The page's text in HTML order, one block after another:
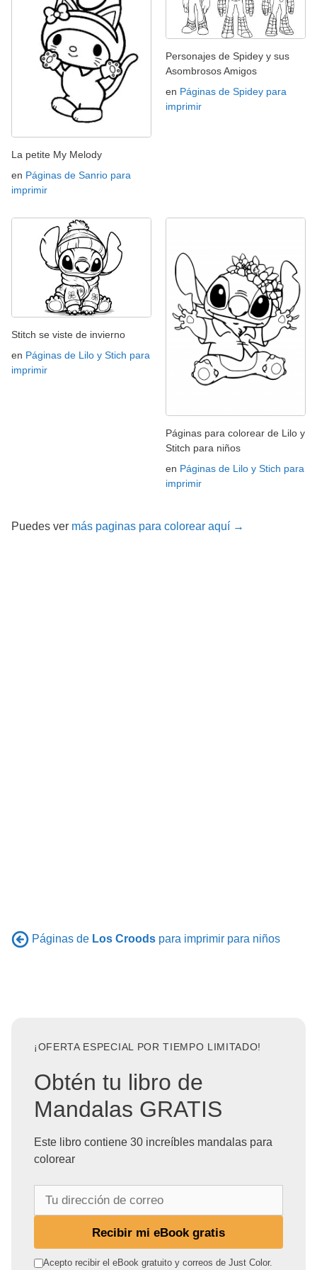
La petite My Melody
en Páginas de Sanrio para
imprimir
Personajes de Spidey y sus
Asombrosos Amigos
en Páginas de Spidey para
imprimir
Stitch se viste de invierno
en Páginas de Lilo y Stich para
imprimir
Páginas para colorear de Lilo y
Stitch para niños
en Páginas de Lilo y Stich para
imprimir
Puedes ver más paginas para colorear aquí →
Páginas de Los Croods para imprimir para niños
¡OFERTA ESPECIAL POR TIEMPO LIMITADO!
Obtén tu libro de
Mandalas GRATIS
Este libro contiene 30 increíbles mandalas para
colorear
r
Recibir mi eBook gratis
Acepto recibir el eBook gratuito y correos de Just Color.